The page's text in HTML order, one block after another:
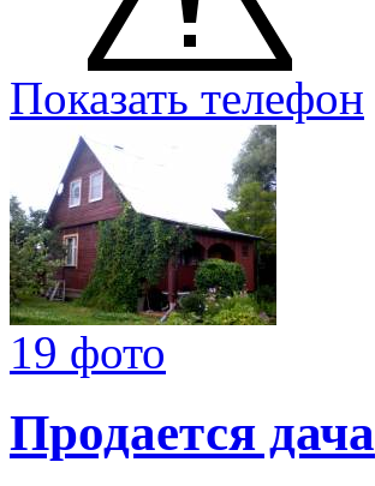
Показать телефон
19 фото
Продается дача